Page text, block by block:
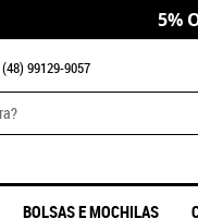
5%
(48) 99129-9057
BOLSAS E MOCHILAS